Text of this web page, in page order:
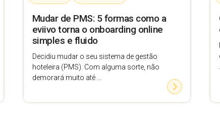
Mudar de PMS: 5 formas como a
eviivo torna o onboarding online
simples e fluido
Decidiu mudar o seu sistema de gestão
hoteleira (PMS). Com alguma sorte, não
demorará muito até ...